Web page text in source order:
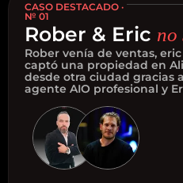
CASO DESTACADO ·
№ 01
Rober & Eric no
Rober venía de ventas,
captó una propiedad en
desde otra ciudad gracias
agente AIO profesional y